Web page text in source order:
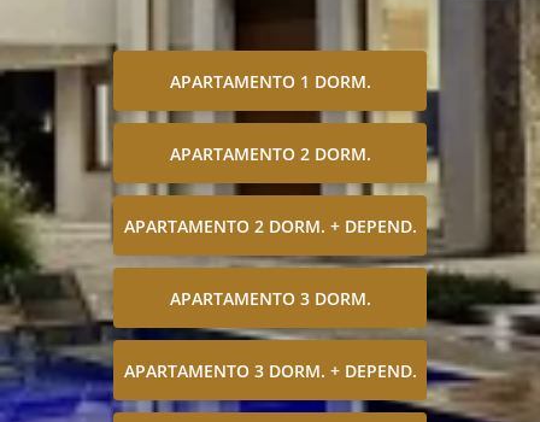
APARTAMENTO 1 DORM.
APARTAMENTO 2 DORM.
APARTAMENTO 2 DORM. + DEPEND.
APARTAMENTO 3 DORM.
APARTAMENTO 3 DORM. + DEPEND.